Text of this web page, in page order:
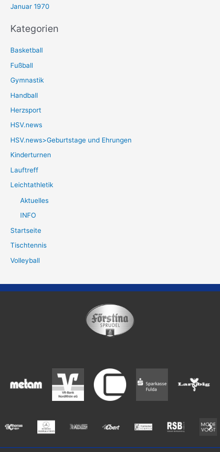
Januar 1970
Kategorien
Basketball
Fußball
Gymnastik
Handball
Herzsport
HSV.news
HSV.news>Geburtstage und Ehrungen
Kinderturnen
Lauftreff
Leichtathletik
Aktuelles
INFO
Startseite
Tischtennis
Volleyball